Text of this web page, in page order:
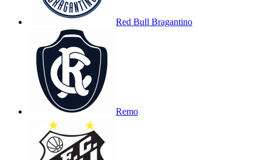
Red Bull Bragantino
Remo